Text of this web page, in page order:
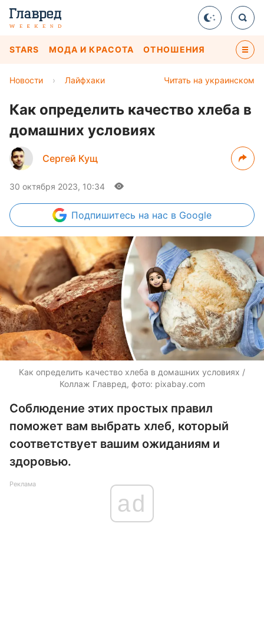
STARS МОДА И КРАСОТА ОТНОШЕНИЯ
Читать на украинском
Новости › Лайфхаки
Как определить качество хлеба в
домашних условиях
Сергей Кущ
30 октября 2023, 10:34
Подпишитесь на нас в Google
Как определить качество хлеба в домашних условиях /
Коллаж Главред, фото: pixabay.com
Соблюдение этих простых правил
поможет вам выбрать хлеб, который
соответствует вашим ожиданиям и
здоровью.
Реклама
ad